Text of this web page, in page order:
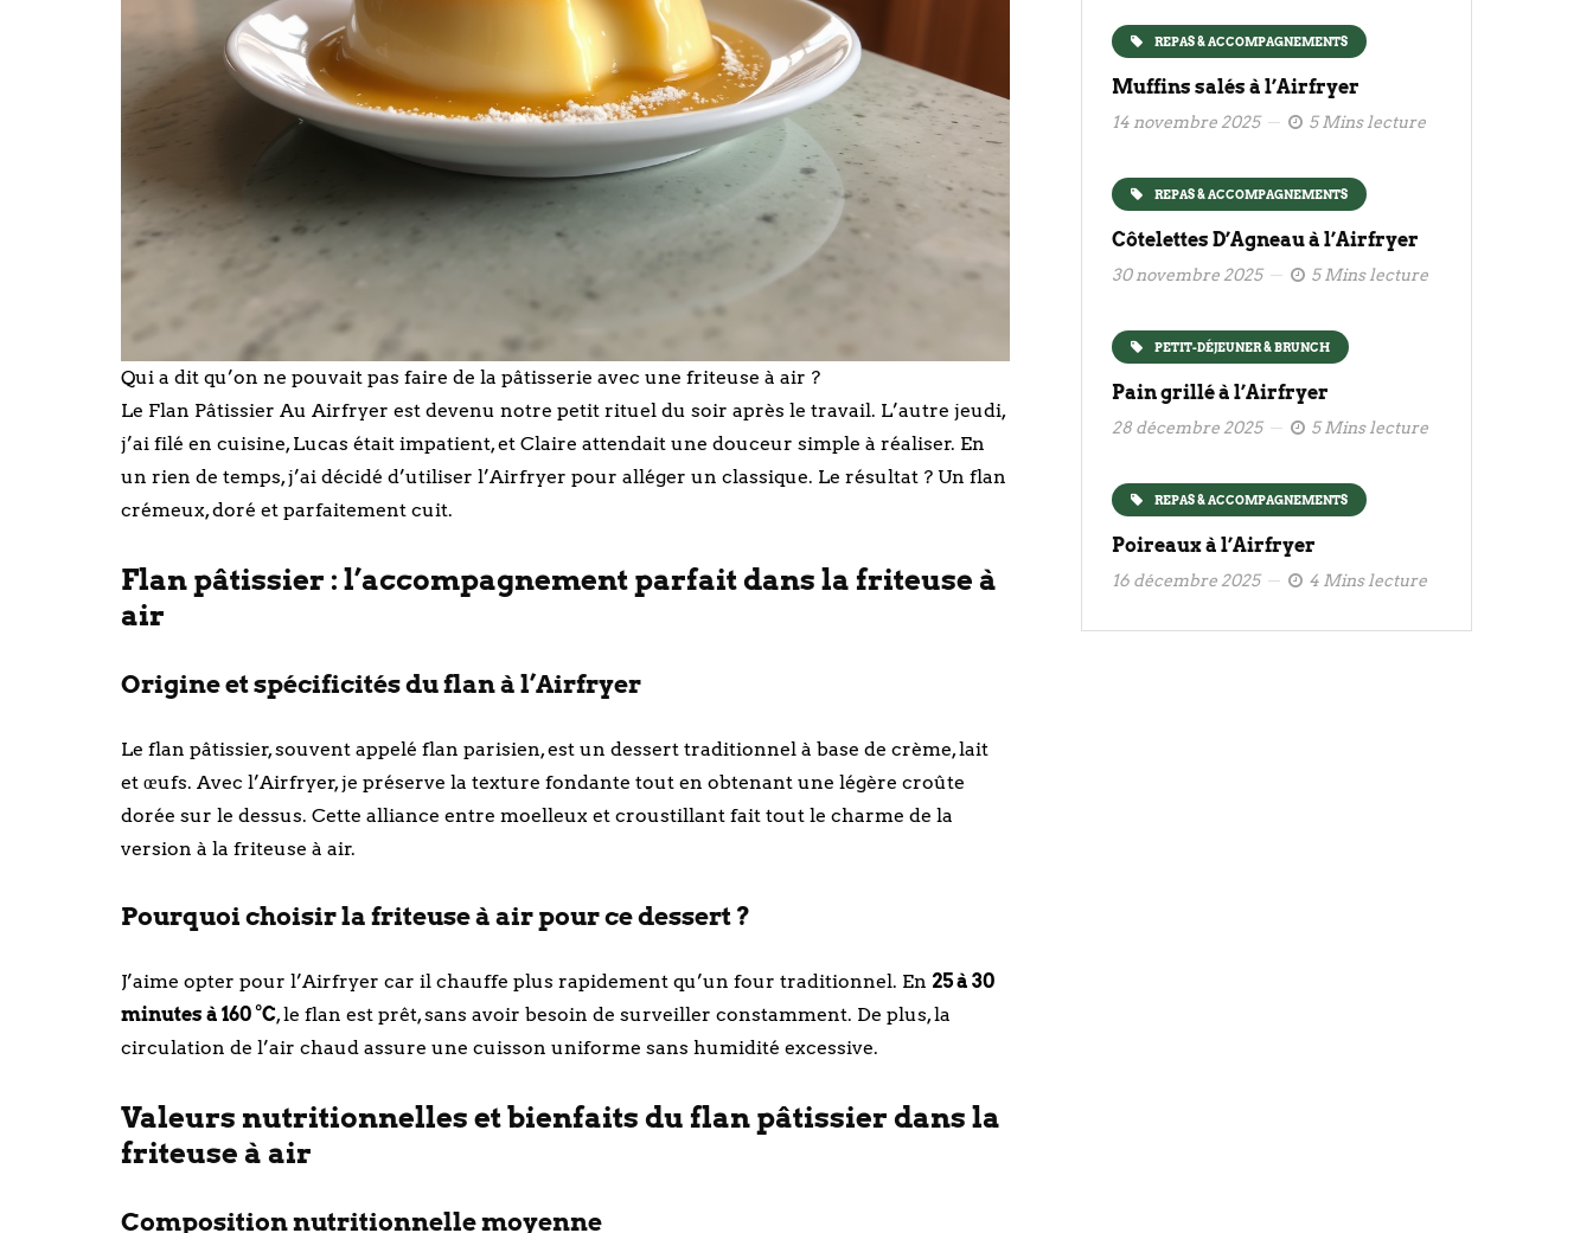
Qui a dit qu’on ne pouvait pas faire de la pâtisserie avec une friteuse à air ?
Le Flan Pâtissier Au Airfryer est devenu notre petit rituel du soir après le travail. L’autre jeudi,
j’ai filé en cuisine, Lucas était impatient, et Claire attendait une douceur simple à réaliser. En
un rien de temps, j’ai décidé d’utiliser l’Airfryer pour alléger un classique. Le résultat ? Un flan
crémeux, doré et parfaitement cuit.
Flan pâtissier : l’accompagnement parfait dans la friteuse à
air
Origine et spécificités du flan à l’Airfryer
Le flan pâtissier, souvent appelé flan parisien, est un dessert traditionnel à base de crème, lait
et œufs. Avec l’Airfryer, je préserve la texture fondante tout en obtenant une légère croûte
dorée sur le dessus. Cette alliance entre moelleux et croustillant fait tout le charme de la
version à la friteuse à air.
Pourquoi choisir la friteuse à air pour ce dessert ?
J’aime opter pour l’Airfryer car il chauffe plus rapidement qu’un four traditionnel. En 25 à 30
minutes à 160 °C, le flan est prêt, sans avoir besoin de surveiller constamment. De plus, la
circulation de l’air chaud assure une cuisson uniforme sans humidité excessive.
Valeurs nutritionnelles et bienfaits du flan pâtissier dans la
friteuse à air
Composition nutritionnelle moyenne
REPAS & ACCOMPAGNEMENTS
Muffins salés à l’Airfryer
14 novembre 2025 5 Mins lecture
REPAS & ACCOMPAGNEMENTS
Côtelettes D’Agneau à l’Airfryer
30 novembre 2025 5 Mins lecture
PETIT-DÉJEUNER & BRUNCH
Pain grillé à l’Airfryer
28 décembre 2025 5 Mins lecture
REPAS & ACCOMPAGNEMENTS
Poireaux à l’Airfryer
16 décembre 2025 4 Mins lecture